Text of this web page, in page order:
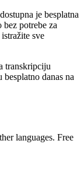
je besplatna
potrebe za
sve
transkripciju
danas na
languages. Free